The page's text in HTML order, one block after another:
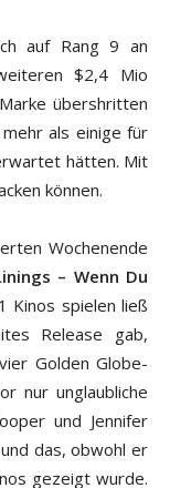
auf Rang 9 an
$2,4 Mio
übershritten
als einige für
hätten. Mit
können.
Wochenende
– Wenn Du
Kinos spielen ließ
Release gab,
Golden Globe-
nur unglaubliche
und Jennifer
das, obwohl er
gezeigt wurde.